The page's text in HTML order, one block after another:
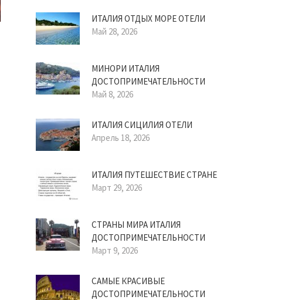
ИТАЛИЯ ОТДЫХ МОРЕ ОТЕЛИ
Май 28, 2026
МИНОРИ ИТАЛИЯ
ДОСТОПРИМЕЧАТЕЛЬНОСТИ
Май 8, 2026
ИТАЛИЯ СИЦИЛИЯ ОТЕЛИ
Апрель 18, 2026
ИТАЛИЯ ПУТЕШЕСТВИЕ СТРАНЕ
Март 29, 2026
СТРАНЫ МИРА ИТАЛИЯ
ДОСТОПРИМЕЧАТЕЛЬНОСТИ
Март 9, 2026
САМЫЕ КРАСИВЫЕ
ДОСТОПРИМЕЧАТЕЛЬНОСТИ